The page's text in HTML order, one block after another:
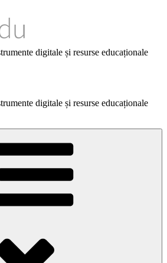
digitale și resurse educaționale
digitale și resurse educaționale